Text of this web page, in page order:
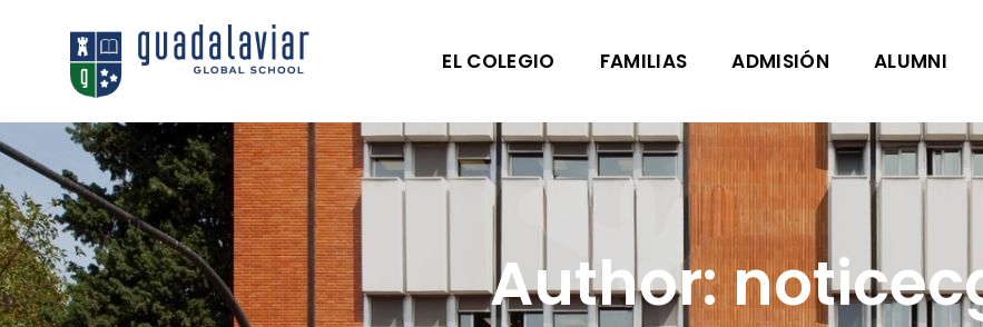
EL COLEGIO FAMILIAS ADMISIÓN ALUMNI
Author: